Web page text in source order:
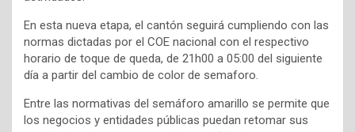
En esta nueva etapa, el cantón seguirá cumpliendo con las
normas dictadas por el COE nacional con el respectivo
horario de toque de queda, de 21h00 a 05:00 del siguiente
día a partir del cambio de color de semaforo.
Entre las normativas del semáforo amarillo se permite que
los negocios y entidades públicas puedan retomar sus